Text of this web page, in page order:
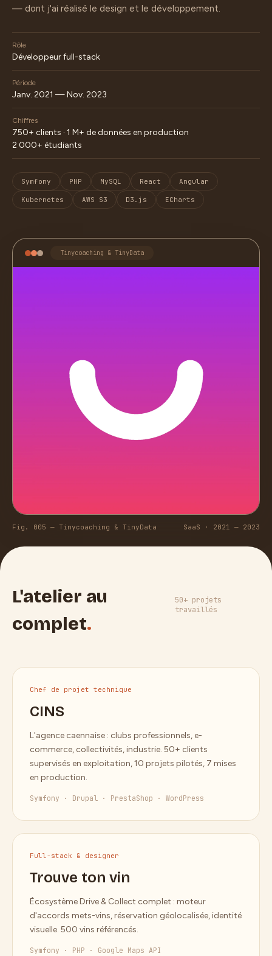
— dont j'ai réalisé le design et le développement.
Rôle
Développeur full-stack
Période
Janv. 2021 — Nov. 2023
Chiffres
750+ clients · 1 M+ de données en production
2 000+ étudiants
Symfony PHP MySQL React Angular
Kubernetes AWS S3 D3.js ECharts
Tinycoaching & TinyData
Fig. 005 — Tinycoaching & TinyData SaaS · 2021 — 2023
L'atelier au
complet.
50+ projets
travaillés
Chef de projet technique
CINS
L'agence caennaise : clubs professionnels, e-
commerce, collectivités, industrie. 50+ clients
supervisés en exploitation, 10 projets pilotés, 7 mises
en production.
Symfony · Drupal · PrestaShop · WordPress
Full-stack & designer
Trouve ton vin
Écosystème Drive & Collect complet : moteur
d'accords mets-vins, réservation géolocalisée, identité
visuelle. 500 vins référencés.
Symfony · PHP · Google Maps API